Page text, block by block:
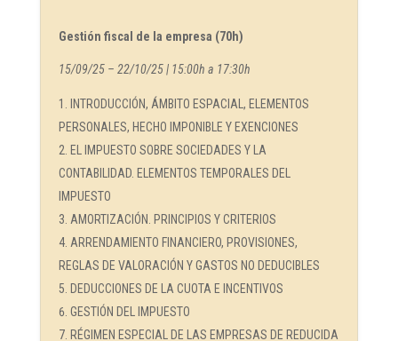
Gestión fiscal de la empresa (70h)
15/09/25 – 22/10/25 | 15:00h a 17:30h
INTRODUCCIÓN, ÁMBITO ESPACIAL, ELEMENTOS
PERSONALES, HECHO IMPONIBLE Y EXENCIONES
EL IMPUESTO SOBRE SOCIEDADES Y LA
CONTABILIDAD. ELEMENTOS TEMPORALES DEL
IMPUESTO
AMORTIZACIÓN. PRINCIPIOS Y CRITERIOS
ARRENDAMIENTO FINANCIERO, PROVISIONES,
REGLAS DE VALORACIÓN Y GASTOS NO DEDUCIBLES
DEDUCCIONES DE LA CUOTA E INCENTIVOS
GESTIÓN DEL IMPUESTO
RÉGIMEN ESPECIAL DE LAS EMPRESAS DE REDUCIDA